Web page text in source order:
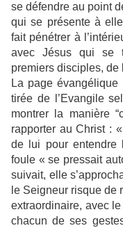
se défendre au point
qui se présente à
fait pénétrer à
avec Jésus qui se
premiers disciples, de
La page
tirée de l’Evangile
montrer la manière
rapporter au Christ :
de lui pour
foule « se pressait
suivait, elle
le Seigneur risque de
extraordinaire, avec
chacun de ses